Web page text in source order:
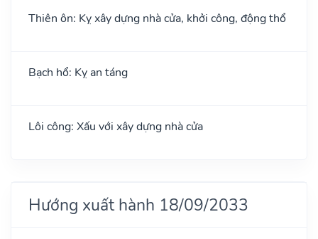
Thiên ôn: Kỵ xây dựng nhà cửa, khởi công, động thổ
Bạch hổ: Kỵ an táng
Lôi công: Xấu với xây dựng nhà cửa
Hướng xuất hành 18/09/2033